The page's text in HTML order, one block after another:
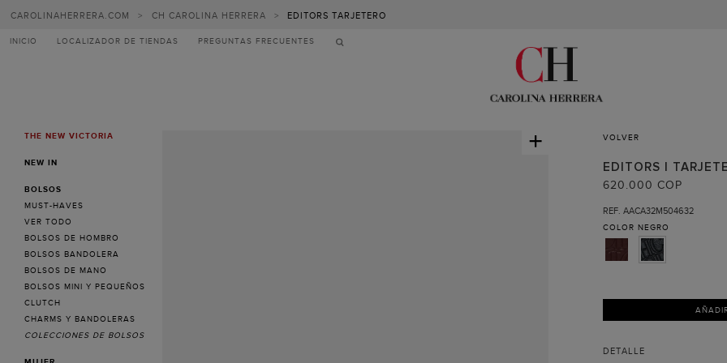
CAROLINAHERRERA.COM > CH CAROLINA HERRERA > EDITORS TARJETERO
INICIO LOCALIZADOR DE TIENDAS PREGUNTAS FRECUENTES
MENUTHE NEW VICTORIA
NEW IN
BOLSOS
MUST-HAVES
VER TODO
BOLSOS DE HOMBRO
BOLSOS BANDOLERA
BOLSOS DE MANO
BOLSOS MINI Y PEQUEÑOS
CLUTCH
CHARMS Y BANDOLERAS
COLECCIONES DE BOLSOS
+ VOLVER
EDITORS |
620.000 COP
REF. AACA32M504632
COLOR NEGRO
DETALLE